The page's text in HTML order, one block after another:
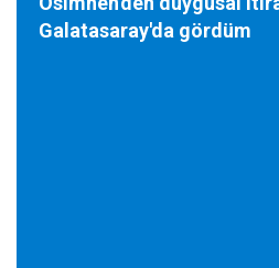
Galatasaray'da gördüm